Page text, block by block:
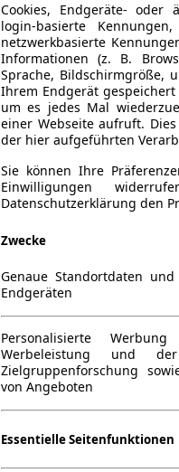
Cookies, Endgeräte- oder
login-basierte
netzwerkbasierte
Informationen (z. B.
Sprache, Bildschirmgröße,
Ihrem Endgerät
um es jedes Mal
einer Webseite aufruft.
der hier aufgeführten
Sie können Ihre
Einwilligungen
Datenschutzerklärung den
Zwecke
Genaue Standortdaten
Endgeräten
Personalisierte
Werbeleistung und
Zielgruppenforschung
von Angeboten
Essentielle Seitenfunktionen